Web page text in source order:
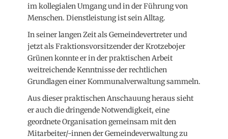
im kollegialen Umgang und in der Führung von
Menschen. Dienstleistung ist sein Alltag.
In seiner langen Zeit als Gemeindevertreter und
jetzt als Fraktionsvorsitzender der Krotzebojer
Grünen konnte er in der praktischen Arbeit
weitreichende Kenntnisse der rechtlichen
Grundlagen einer Kommunalverwaltung sammeln.
Aus dieser praktischen Anschauung heraus sieht
er auch die dringende Notwendigkeit, eine
geordnete Organisation gemeinsam mit den
Mitarbeiter/-innen der Gemeindeverwaltung zu